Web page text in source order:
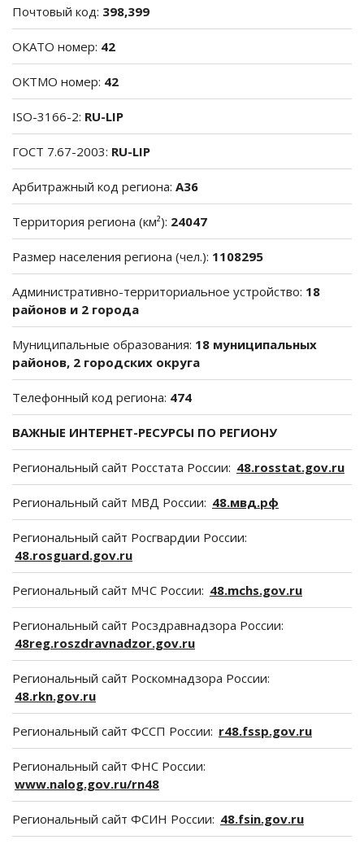
Почтовый код: 398,399
ОКАТО номер: 42
ОКТМО номер: 42
ISO-3166-2: RU-LIP
ГОСТ 7.67-2003: RU-LIP
Арбитражный код региона: A36
Территория региона (км²): 24047
Размер населения региона (чел.): 1108295
Административно-территориальное устройство: 18
районов и 2 города
Муниципальные образования: 18 муниципальных
районов, 2 городских округа
Телефонный код региона: 474
ВАЖНЫЕ ИНТЕРНЕТ-РЕСУРСЫ ПО РЕГИОНУ
Региональный сайт Росстата России: 48.rosstat.gov.ru
Региональный сайт МВД России: 48.мвд.рф
Региональный сайт Росгвардии России:
48.rosguard.gov.ru
Региональный сайт МЧС России: 48.mchs.gov.ru
Региональный сайт Росздравнадзора России:
48reg.roszdravnadzor.gov.ru
Региональный сайт Роскомнадзора России:
48.rkn.gov.ru
Региональный сайт ФССП России: r48.fssp.gov.ru
Региональный сайт ФНС России:
www.nalog.gov.ru/rn48
Региональный сайт ФСИН России: 48.fsin.gov.ru